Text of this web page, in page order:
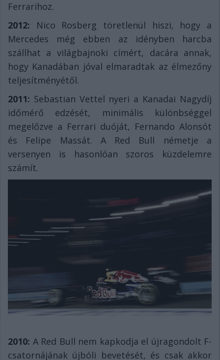
Ferrarihoz.
2012: Nico Rosberg töretlenül hiszi, hogy a
Mercedes még ebben az idényben harcba
szállhat a világbajnoki címért, dacára annak,
hogy Kanadában jóval elmaradtak az élmezőny
teljesítményétől.
2011: Sebastian Vettel nyeri a Kanadai Nagydíj
időmérő edzését, minimális különbséggel
megelőzve a Ferrari duóját, Fernando Alonsót
és Felipe Massát. A Red Bull németje a
versenyen is hasonlóan szoros küzdelemre
számít.
2010: A Red Bull nem kapkodja el újragondolt F-
csatornájának újbóli bevetését, és csak akkor